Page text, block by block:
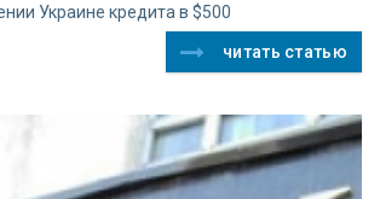
Украине кредита в $500
читать статью